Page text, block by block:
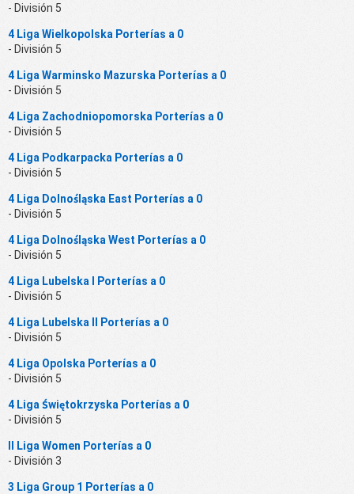
- División 5
4 Liga Wielkopolska Porterías a 0
- División 5
4 Liga Warminsko Mazurska Porterías a 0
- División 5
4 Liga Zachodniopomorska Porterías a 0
- División 5
4 Liga Podkarpacka Porterías a 0
- División 5
4 Liga Dolnośląska East Porterías a 0
- División 5
4 Liga Dolnośląska West Porterías a 0
- División 5
4 Liga Lubelska I Porterías a 0
- División 5
4 Liga Lubelska II Porterías a 0
- División 5
4 Liga Opolska Porterías a 0
- División 5
4 Liga Świętokrzyska Porterías a 0
- División 5
II Liga Women Porterías a 0
- División 3
3 Liga Group 1 Porterías a 0